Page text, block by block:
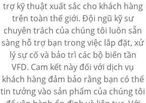
trợ kỹ thuật xuất sắc cho khách hàng
trên toàn thế giới. Đội ngũ kỹ sư
chuyên trách của chúng tôi luôn sẵn
sàng hỗ trợ bạn trong việc lắp đặt, xử
lý sự cố và bảo trì các bộ biến tần
VFD. Cam kết này đối với dịch vụ
khách hàng đảm bảo rằng bạn có thể
tin tưởng vào sản phẩm của chúng tôi